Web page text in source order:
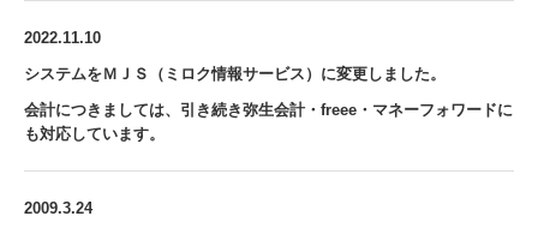
2022.11.10
システムをＭＪＳ（ミロク情報サービス）に変更しました。
会計につきましては、引き続き弥生会計・freee・マネーフォワードに
も対応しています。
2009.3.24